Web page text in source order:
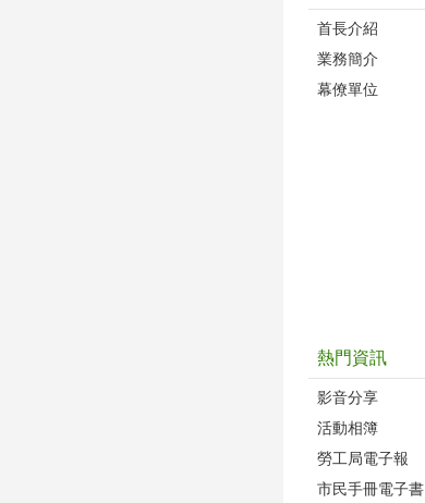
首長介紹
業務簡介
幕僚單位
熱門資訊
影音分享
活動相簿
勞工局電子報
市民手冊電子書